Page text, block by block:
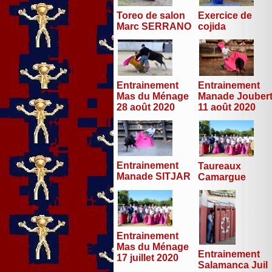
Toreo de salon
Marc SERRANO
Exercice de
cojida
Entrainement
Mas du Ménage
28 août 2020
Entrainement
Manade Joubert
11 août 2020
Entrainement
Manade SITJAR
Taureaux
Camargue
Entrainement
Mas du Ménage
17 juillet 2020
Entrainement
Salamanca Juil